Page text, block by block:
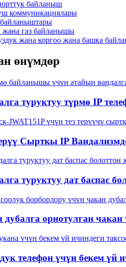
байланыш
коммуникациялары
газ байланышы
жана коргоо жана башка
өнүмдөр
туруктуу түрмө IP
Сырткы IP
туруктуу дат баспас
орнотулган
телефон үчүн бекем үй